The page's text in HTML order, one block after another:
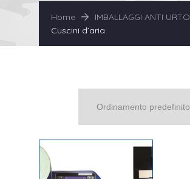
Home
IMBALLAGGI ANTI URTO
Cuscini d’aria